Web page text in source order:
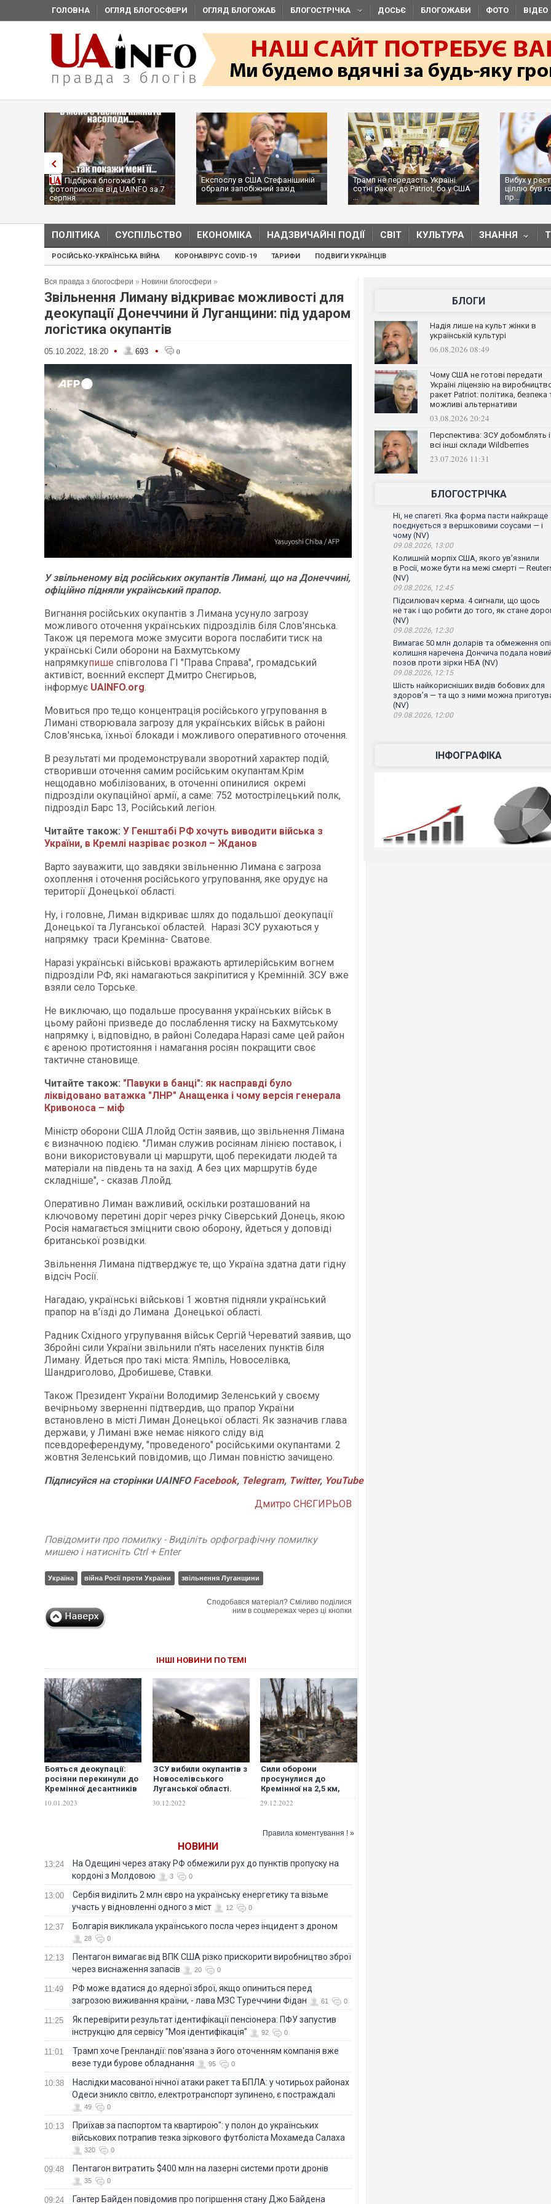
ГОЛОВНА ОГЛЯД БЛОГОСФЕРИ ОГЛЯД БЛОГОЖАБ БЛОГОСТРІЧКА ДОСЬЄ БЛОГОЖАБИ ФОТО ВІДЕО
Підбірка блогожаб та
фотоприколів від UAINFO за 7
серпня
Експослу в США Стефанішиній
обрали запобіжний захід
Трамп не передасть Україні
сотні ракет до Patriot, бо у США
...
Вибух у
ціллю був
пр...
ПОЛІТИКА СУСПІЛЬСТВО ЕКОНОМІКА НАДЗВИЧАЙНІ ПОДІЇ СВІТ КУЛЬТУРА ЗНАННЯ
РОСІЙСЬКО-УКРАЇНСЬКА ВІЙНА КОРОНАВІРУС COVID-19 ТАРИФИ ПОДВИГИ УКРАЇНЦІВ
Вся правда з блогосфери » Новини блогосфери »
Звільнення Лиману відкриває можливості для
деокупації Донеччини й Луганщини: під ударом
логістика окупантів
05.10.2022, 18:20 • 693 • 0
У звільненому від російських окупантів Лимані, що на Донеччині,
офіційно підняли український прапор.
Вигнання російських окупантів з Лимана усунуло загрозу
можливого оточення українських підрозділів біля Слов'янська.
Також ця перемога може змусити ворога послабити тиск на
українські Сили оборони на Бахмутському
напрямкупише співголова ГІ "Права Справа", громадський
активіст, воєнний експерт Дмитро Снєгирьов,
інформує UAINFO.org.
Мовиться про те,що концентрація російського угруповання в
Лимані створювала загрозу для українських військ в районі
Слов'янська, їхньої блокади і можливого оперативного оточення.
В результаті ми продемонстрували зворотний характер подій,
створивши оточення самим російським окупантам.Крім
нещодавно мобілізованих, в оточенні опинилися окремі
підрозділи окупаційної армії, а саме: 752 мотострілецький полк,
підрозділ Барс 13, Російський легіон.
Читайте також: У Генштабі РФ хочуть виводити війська з
України, в Кремлі назріває розкол – Жданов
Варто зауважити, що завдяки звільненню Лимана є загроза
охоплення і оточення російського угруповання, яке орудує на
території Донецької області.
Ну, і головне, Лиман відкриває шлях до подальшої деокупації
Донецької та Луганської областей. Наразі ЗСУ рухаються у
напрямку траси Кремінна- Сватове.
Наразі українські військові вражають артилерійським вогнем
підрозділи РФ, які намагаються закріпитися у Кремінній. ЗСУ вже
взяли село Торське.
Не виключаю, що подальше просування українських військ в
цьому районі призведе до послаблення тиску на Бахмутському
напрямку і, відповідно, в районі Соледара.Наразі саме цей район
є ареною протистояння і намагання росіян покращити своє
тактичне становище.
Читайте також: "Павуки в банці": як насправді було
ліквідовано ватажка "ЛНР" Анащенка і чому версія генерала
Кривоноса – міф
Міністр оборони США Ллойд Остін заявив, що звільнення Лімана
є визначною подією. "Лиман служив росіянам лінією поставок, і
вони використовували ці маршрути, щоб перекидати людей та
матеріали на південь та на захід. А без цих маршрутів буде
складніше", - сказав Ллойд.
Оперативно Лиман важливий, оскільки розташований на
ключовому перетині доріг через річку Сіверський Донець, якою
Росія намагається зміцнити свою оборону, йдеться у доповіді
британської розвідки.
Звільнення Лимана підтверджує те, що Україна здатна дати гідну
відсіч Росії.
Нагадаю, українські військові 1 жовтня підняли український
прапор на в'їзді до Лимана Донецької області.
Радник Східного угрупування військ Сергій Череватий заявив, що
Збройні сили України звільнили п'ять населених пунктів біля
Лиману. Йдеться про такі міста: Ямпіль, Новоселівка,
Шандриголово, Дробишеве, Ставки.
Також Президент України Володимир Зеленський у своєму
вечірньому зверненні підтвердив, що прапор України
встановлено в місті Лиман Донецької області. Як зазначив глава
держави, у Лимані вже немає ніякого сліду від
псевдореферендуму, "проведеного" російськими окупантами. 2
жовтня Зеленський повідомив, що Лиман повністю зачищено.
Підписуйся на сторінки UAINFO Facebook, Telegram, Twitter, YouTube
Дмитро СНЄГИРЬОВ
Повідомити про помилку - Виділіть орфографічну помилку
мишею і натисніть Ctrl + Enter
Україна війна Росії проти України звільнення Луганщини
Сподобався матеріал? Сміливо поділися
ним в соцмережах через ці кнопки
ІНШІ НОВИНИ ПО ТЕМІ
Бояться деокупації:
росіяни перекинули до
Кремінної десантників
10.01.2023
ЗСУ вибили окупантів з
Новоселівського
Луганської області.
30.12.2022
Сили оборони
просунулися до
Кремінної на 2,5 км,
здавання в полон –
29.12.2022
Правила коментування ! »
НОВИНИ
13:24
На Одещині через атаку РФ обмежили рух до пунктів пропуску на
кордоні з Молдовою
3 0
13:00
Сербія виділить 2 млн євро на українську енергетику та візьме
участь у відновленні одного з міст
12 0
12:37 Болгарія викликала українського посла через інцидент з дроном
28 0
12:13
Пентагон вимагає від ВПК США різко прискорити виробництво зброї
через виснаження запасів
20 0
11:49
РФ може вдатися до ядерної зброї, якщо опиниться перед
загрозою виживання країни, - лава МЗС Туреччини Фідан
61 0
11:25
Як перевірити результат ідентифікації пенсіонера: ПФУ запустив
інструкцію для сервісу "Моя ідентифікація"
92 0
11:01
Трамп хоче Гренландії: пов'язана з його оточенням компанія вже
везе туди бурове обладнання
95 0
10:38
Наслідки масованої нічної атаки ракет та БПЛА: у чотирьох районах
Одеси зникло світло, електротранспорт зупинено, є постраждалі
49 0
10:13
Приїхав за паспортом та квартирою": у полон до українських
військових потрапив тезка зіркового футболіста Мохамеда Салаха
320 0
09:48 Пентагон витратить $400 млн на лазерні системи проти дронів
35 0
09:24 Гантер Байден повідомив про погіршення стану Джо Байдена
БЛОГИ
Надія лише на культ жінки в
українській культурі
06.08.2026 08:49
Чому США не готові передати
Україні ліцензію на
ракет Patriot: політика, безпека
можливі альтернативи
03.08.2026 20:24
Перспектива: ЗСУ добомблять і
всі інші склади Wildberries
23.07.2026 11:31
БЛОГОСТРІЧКА
Ні, не спагеті. Яка форма пасти найкраще
поєднується з вершковими соусами — і
чому (NV)
09.08.2026, 13:00
Колишній морпіх США, якого ув’язнили
в Росії, може бути на межі смерті —
(NV)
09.08.2026, 12:45
Підсилювач керма. 4 сигнали, що щось
не так і що робити до того, як стане
(NV)
09.08.2026, 12:30
Вимагає 50 млн доларів та обмеження
колишня наречена Дончича подала новий
позов проти зірки НБА (NV)
09.08.2026, 12:15
Шість найкорисніших видів бобових для
здоров’я — та що з ними можна
(NV)
09.08.2026, 12:00
ІНФОГРАФІКА